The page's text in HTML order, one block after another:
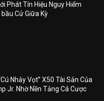
Phát Tín Hiệu Nguy Hiểm
Cử Giữa Kỳ
Nhảy Vọt” X50 Tài Sản Của
Jr. Nhờ Nền Tảng Cá Cược